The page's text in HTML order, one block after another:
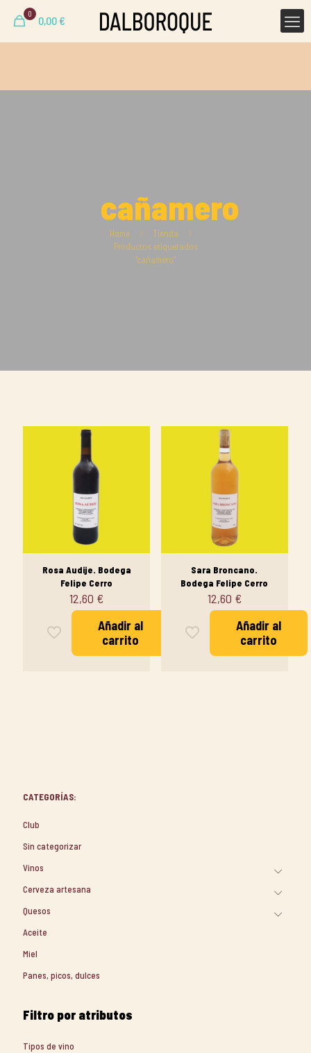
0
0,00€
cañamero
Home
Tienda
Productos etiquetados
“cañamero”
Rosa Audije. Bodega
Felipe Cerro
12,60 €
Añadir al
carrito
Sara Broncano.
Bodega Felipe Cerro
12,60 €
Añadir al
carrito
CATEGORÍAS:
Club
Sin categorizar
Vinos
Cerveza artesana
Quesos
Aceite
Miel
Panes, picos, dulces
Filtro por atributos
Tipos de vino